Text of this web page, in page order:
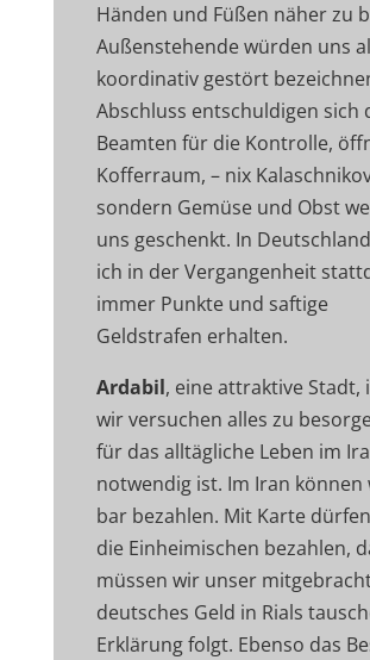
Händen und Füßen näher zu
Außenstehende würden uns
koordinativ gestört
Abschluss entschuldigen sich
Beamten für die Kontrolle,
Kofferraum, – nix
sondern Gemüse und Obst
uns geschenkt. In
ich in der Vergangenheit
immer Punkte und saftige
Geldstrafen erhalten.
Ardabil, eine attraktive Stadt,
wir versuchen alles zu
für das alltägliche Leben im
notwendig ist. Im Iran
bar bezahlen. Mit Karte
die Einheimischen bezahlen,
müssen wir unser
deutsches Geld in Rials
Erklärung folgt. Ebenso das